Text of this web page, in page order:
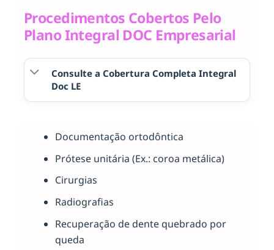
Procedimentos Cobertos Pelo
Plano Integral DOC Empresarial
Consulte a Cobertura Completa Integral
Doc LE
Documentação ortodôntica
Prótese unitária (Ex.: coroa metálica)
Cirurgias
Radiografias
Recuperação de dente quebrado por
queda